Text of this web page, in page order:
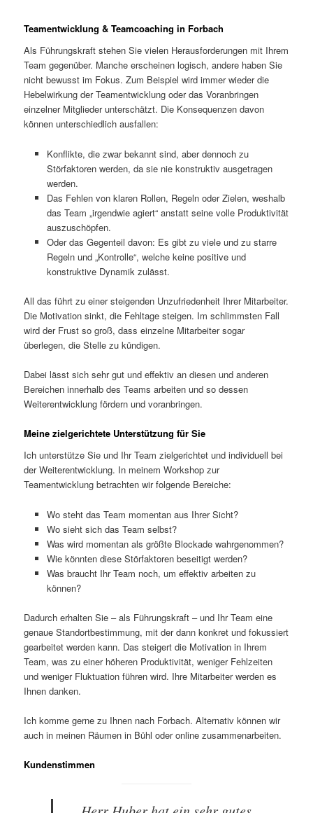
Teamentwicklung & Teamcoaching in Forbach
Als Führungskraft stehen Sie vielen Herausforderungen mit Ihrem
Team gegenüber. Manche erscheinen logisch, andere haben Sie
nicht bewusst im Fokus. Zum Beispiel wird immer wieder die
Hebelwirkung der Teamentwicklung oder das Voranbringen
einzelner Mitglieder unterschätzt. Die Konsequenzen davon
können unterschiedlich ausfallen:
Konflikte, die zwar bekannt sind, aber dennoch zu
Störfaktoren werden, da sie nie konstruktiv ausgetragen
werden.
Das Fehlen von klaren Rollen, Regeln oder Zielen, weshalb
das Team „irgendwie agiert“ anstatt seine volle Produktivität
auszuschöpfen.
Oder das Gegenteil davon: Es gibt zu viele und zu starre
Regeln und „Kontrolle“, welche keine positive und
konstruktive Dynamik zulässt.
All das führt zu einer steigenden Unzufriedenheit Ihrer Mitarbeiter.
Die Motivation sinkt, die Fehltage steigen. Im schlimmsten Fall
wird der Frust so groß, dass einzelne Mitarbeiter sogar
überlegen, die Stelle zu kündigen.
Dabei lässt sich sehr gut und effektiv an diesen und anderen
Bereichen innerhalb des Teams arbeiten und so dessen
Weiterentwicklung fördern und voranbringen.
Meine zielgerichtete Unterstützung für Sie
Ich unterstütze Sie und Ihr Team zielgerichtet und individuell bei
der Weiterentwicklung. In meinem Workshop zur
Teamentwicklung betrachten wir folgende Bereiche:
Wo steht das Team momentan aus Ihrer Sicht?
Wo sieht sich das Team selbst?
Was wird momentan als größte Blockade wahrgenommen?
Wie könnten diese Störfaktoren beseitigt werden?
Was braucht Ihr Team noch, um effektiv arbeiten zu
können?
Dadurch erhalten Sie – als Führungskraft – und Ihr Team eine
genaue Standortbestimmung, mit der dann konkret und fokussiert
gearbeitet werden kann. Das steigert die Motivation in Ihrem
Team, was zu einer höheren Produktivität, weniger Fehlzeiten
und weniger Fluktuation führen wird. Ihre Mitarbeiter werden es
Ihnen danken.
Ich komme gerne zu Ihnen nach Forbach. Alternativ können wir
auch in meinen Räumen in Bühl oder online zusammenarbeiten.
Kundenstimmen